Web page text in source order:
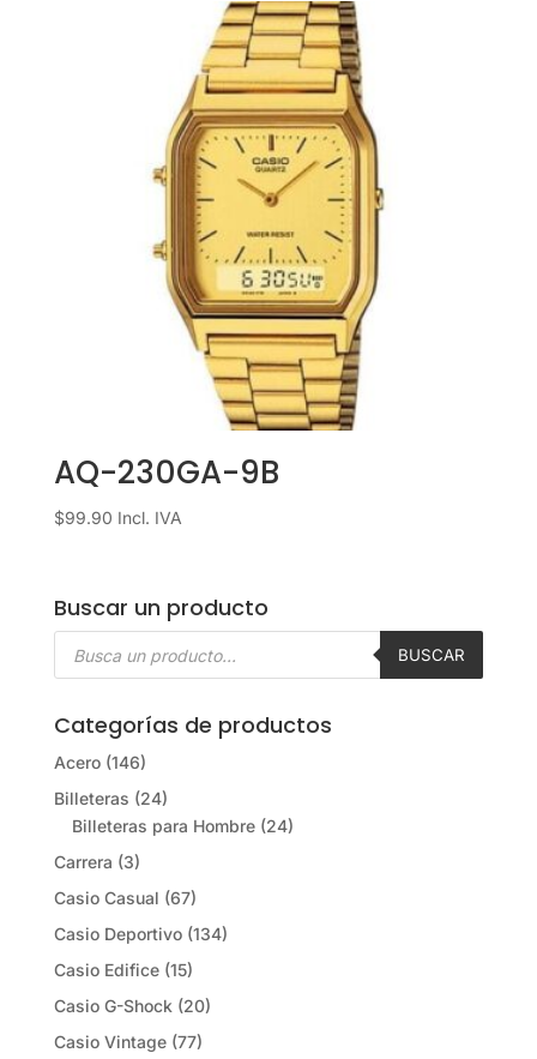
AQ-230GA-9B
$99.90 Incl. IVA
Buscar un producto
Búsqueda
BUSCAR
Categorías de productos
Acero (146)
Billeteras (24)
Billeteras para Hombre (24)
Carrera (3)
Casio Casual (67)
Casio Deportivo (134)
Casio Edifice (15)
Casio G-Shock (20)
Casio Vintage (77)